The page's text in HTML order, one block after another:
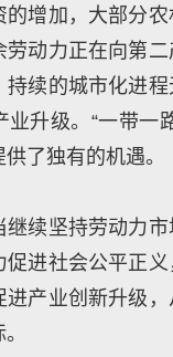
的增加，大部分
劳动力正在向第
持续的城市化进
业升级。“一带一
了独有的机遇。
继续坚持劳动力
促进社会公平正
进产业创新升级